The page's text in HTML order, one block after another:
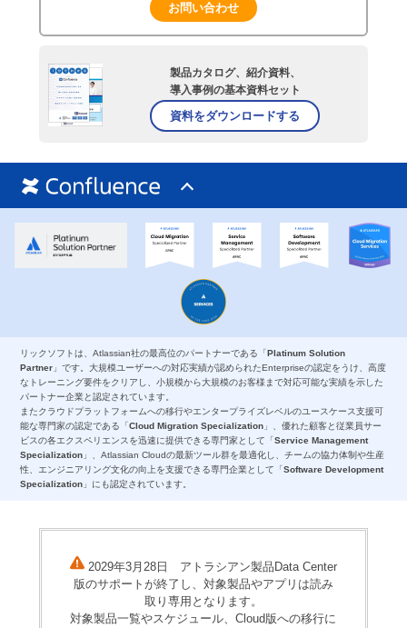
お問い合わせ
製品カタログ、紹介資料、
導入事例の基本資料セット
資料をダウンロードする
リックソフトは、Atlassian社の最高位のパートナーである「Platinum Solution
Partner 」です。大規模ユーザーへの対応実績が認められたEnterpriseの認定をうけ、高度
なトレーニング要件をクリアし、小規模から大規模のお客様まで対応可能な実績を示した
パートナー企業と認定されています。
またクラウドプラットフォームへの移行やエンタープライズレベルのユースケース支援可
能な専門家の認定である「Cloud Migration Specialization 」、優れた顧客と従業員サー
ビスの各エクスペリエンスを迅速に提供できる専門家として「Service Management
Specialization 」、Atlassian Cloudの最新ツール群を最適化し、チームの協力体制や生産
性、エンジニアリング文化の向上を支援できる専門企業として「Software Development
Specialization 」にも認定されています。
2029年3月28日 アトラシアン製品Data Center
版のサポートが終了し、対象製品やアプリは読み
取り専用となります。
対象製品一覧やスケジュール、Cloud版への移行に